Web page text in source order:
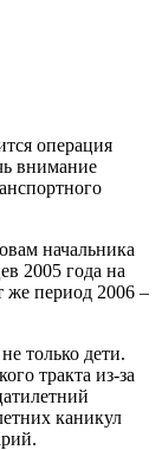
операция
внимание
начальника
2005 года на
же период 2006 –
только дети.
тракта из-за
каникул